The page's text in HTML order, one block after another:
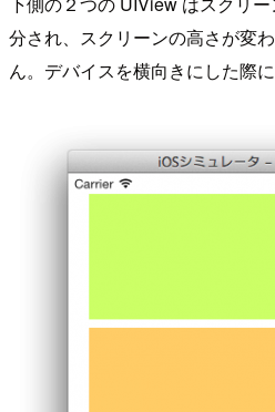
分され、スクリーンの高さが変
ん。デバイスを横向きにした際